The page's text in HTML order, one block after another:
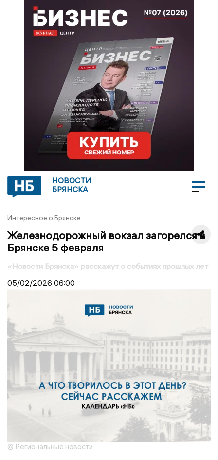
НОВОСТИ
БРЯНСКА
Интересное о Брянске
Железнодорожный вокзал загорелся в
Брянске 5 февраля
«Новости Брянска» расскажут о событиях прошлых лет
05/02/2026 06:00
© Региональные новости